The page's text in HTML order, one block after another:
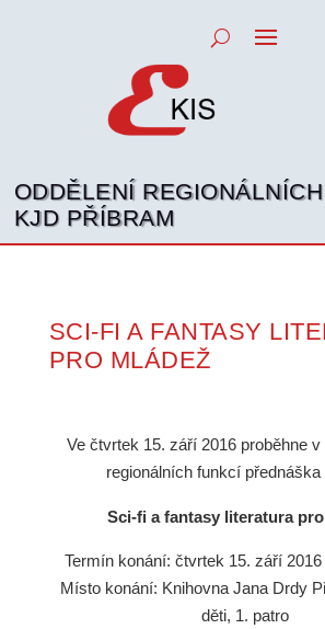
ODDĚLENÍ
KJD PŘÍBRAM
SCI-FI A FANTASY
PRO MLÁDEŽ
Ve čtvrtek 15. září 2016 proběhne
regionálních funkcí přednáška
Sci-fi a fantasy literatura
Termín konání: čtvrtek 15. září 2016
Místo konání: Knihovna Jana Drdy
děti, 1. patro